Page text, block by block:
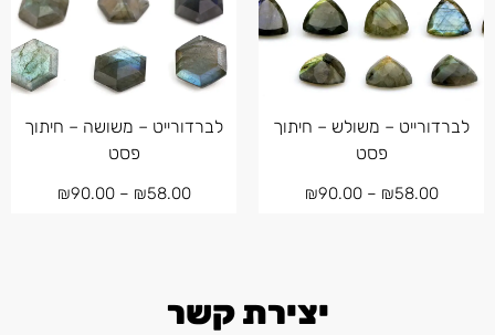
לברדורייט – משולש – חיתוך
פסט
₪58.00
–
₪90.00
לברדורייט – משושה – חיתוך
פסט
₪58.00
–
₪90.00
יצירת קשר